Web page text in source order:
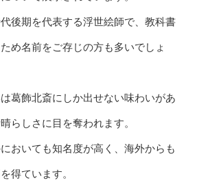
後期を代表する浮世絵師で、教科書
め名前をご存じの方も多いでしょ
葛飾北斎にしか出せない味わいがあ
らしさに目を奪われます。
おいても知名度が高く、海外からも
得ています。